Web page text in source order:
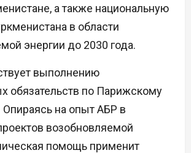
а также национальную
в области
энергии до 2030 года.
выполнению
обязательств по Парижскому
на опыт АБР в
возобновляемой
помощь применит